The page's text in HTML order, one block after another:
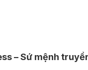
– Sứ mệnh